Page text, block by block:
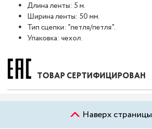
Длина ленты: 5 м.
Ширина ленты: 50 мм.
Тип сцепки: "петля/петля".
Упаковка: чехол.
ТОВАР СЕРТИФИЦИРОВАН
Наверх страницы